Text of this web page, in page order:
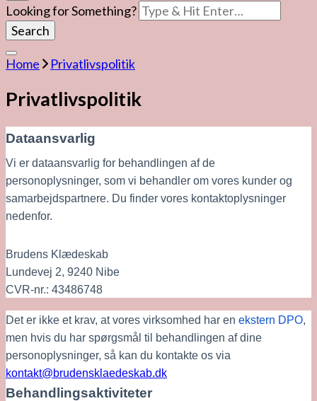
Looking for Something?
Home Privatlivspolitik
Privatlivspolitik
Dataansvarlig
Vi er dataansvarlig for behandlingen af de
personoplysninger, som vi behandler om vores kunder og
samarbejdspartnere. Du finder vores kontaktoplysninger
nedenfor.
Brudens Klædeskab
Lundevej 2, 9240 Nibe
CVR-nr.: 43486748
Det er ikke et krav, at vores virksomhed har en ekstern DPO,
men hvis du har spørgsmål til behandlingen af dine
kontakt@brudensklaedeskab.dk
Behandlingsaktiviteter